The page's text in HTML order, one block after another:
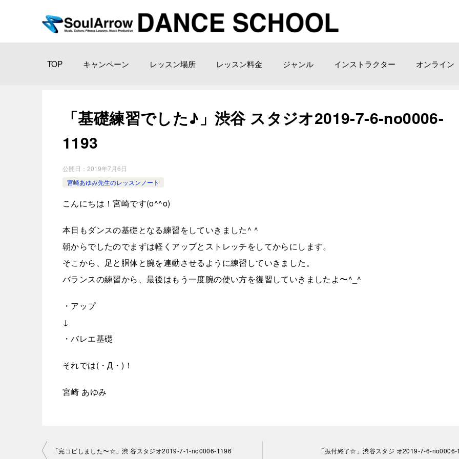
TOP キャンペーン レッスン場所 レッスン料金 ジャンル インストラクター オンライン
「基礎練習でした♪」渋谷 スタジオ2019-7-6-no0006-
1193
公開日： 2019年7月6日
宮崎あゆみ先生のレッスンノート
こんにちは！宮崎です(o^^o)
本日もダンスの基礎となる練習をしていきました^ ^
朝からでしたのでまずは軽くアップとストレッチをしてからにします。
そこから、足と胴体と腕を連動させるように練習していきました。
バランスの練習から、最後はもう一度腕の使い方を復習していきましたよ〜^_^
・アップ
↓
・バレエ基礎
それでは(・Д・)！
宮崎 あゆみ
投 「完コピしました〜☆」渋 谷スタジオ2019-7-1-no0006-1196 「振付終了☆」渋谷スタジ オ2019-7-6-